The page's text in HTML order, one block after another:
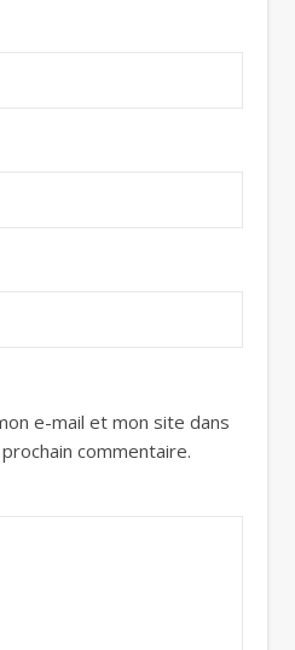
e-mail et mon site dans
commentaire.